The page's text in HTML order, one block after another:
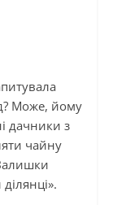
Може, йому
дачники з
чайну